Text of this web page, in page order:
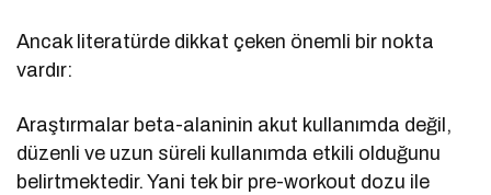
Ancak literatürde dikkat çeken önemli bir nokta
vardır:
Araştırmalar beta-alaninin akut kullanımda değil,
düzenli ve uzun süreli kullanımda etkili olduğunu
belirtmektedir. Yani tek bir pre-workout dozu ile